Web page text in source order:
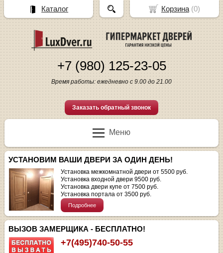
+7 (980) 125-23-05
Время работы: ежедневно с 9.00 до 21.00
Заказать обратный звонок
Меню
УСТАНОВИМ ВАШИ ДВЕРИ ЗА ОДИН ДЕНЬ!
Установка межкомнатной двери от 5500 руб.
Установка входной двери 9500 руб.
Установка двери купе от 7500 руб.
Установка портала от 3500 руб.
Подробнее
ВЫЗОВ ЗАМЕРЩИКА - БЕСПЛАТНО!
+7(495)740-50-55
Корзина(0)
Каталог